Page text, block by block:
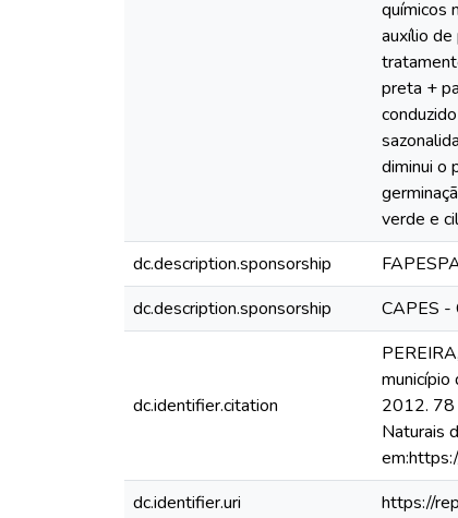
químicos
auxílio
preta +
diminui o
verde e
dc.description.sponsorship
dc.description.sponsorship
CAPES -
dc.identifier.citation
município
2012. 78
Naturais
dc.identifier.uri
https://